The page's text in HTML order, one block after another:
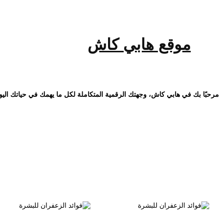
موقع هابي كاش
مرحبًا بك في هابي كاش، وجهتك الرقمية المتكاملة لكل ما يهمك في حياتك